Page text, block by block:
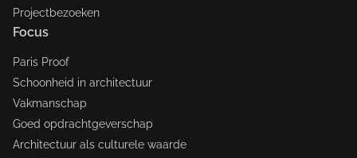
Projectbezoeken
Focus
Paris Proof
Schoonheid in architectuur
Vakmanschap
Goed opdrachtgeverschap
Architectuur als culturele waarde